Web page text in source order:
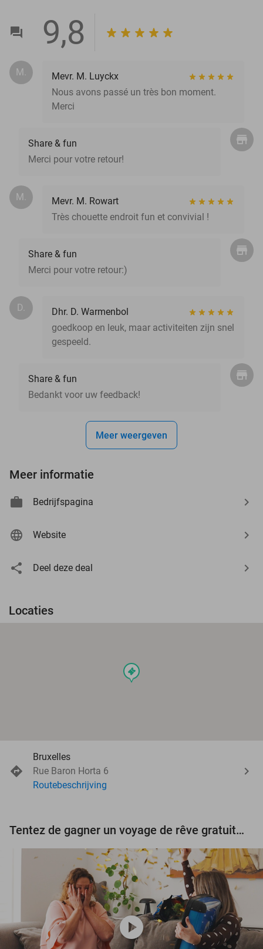
9,8
M.
Mevr. M. Luyckx
Nous avons passé un très bon moment.
Merci
Share & fun
Merci pour votre retour!
M.
Mevr. M. Rowart
Très chouette endroit fun et convivial !
Share & fun
Merci pour votre retour:)
D.
Dhr. D. Warmenbol
goedkoop en leuk, maar activiteiten zijn snel
gespeeld.
Share & fun
Bedankt voor uw feedback!
Meer weergeven
Meer informatie
Bedrijfspagina
Website
Deel deze deal
Locaties
events
Bruxelles
Rue Baron Horta 6
Routebeschrijving
Tentez de gagner un voyage de rêve gratuit d'une valeur de 3.000 € !
play_circle